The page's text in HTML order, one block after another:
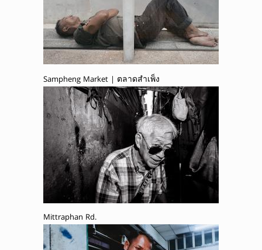
Sampheng Market | ตลาดสำเพ็ง
Mittraphan Rd.